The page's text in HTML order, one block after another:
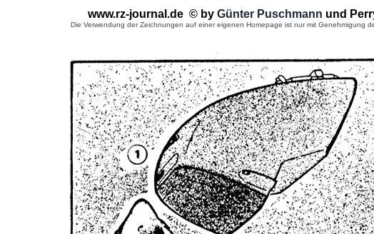
www.rz-journal.de © by Günter Puschmann und
Die Verwendung der Zeichnungen auf einer eigenen Homepage ist nur mit Genehmigung